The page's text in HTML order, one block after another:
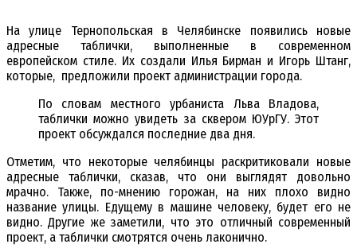
На улице Тернопольская в Челябинске появились новые
адресные таблички, выполненные в современном
европейском стиле. Их создали Илья Бирман и Игорь Штанг,
которые, предложили проект администрации города.
По словам местного урбаниста Льва Владова,
таблички можно увидеть за сквером ЮУрГУ. Этот
проект обсуждался последние два дня.
Отметим, что некоторые челябинцы раскритиковали новые
адресные таблички, сказав, что они выглядят довольно
мрачно. Также, по-мнению горожан, на них плохо видно
название улицы. Едущему в машине человеку, будет его не
видно. Другие же заметили, что это отличный современный
проект, а таблички смотрятся очень лаконично.